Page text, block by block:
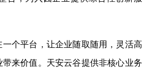
个平台，让企业随取随用，灵活高
来价值。天安云谷提供非核心业务